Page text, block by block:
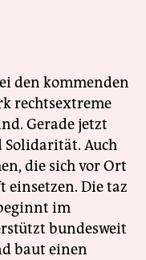
den kommenden
rechtsextreme
Gerade jetzt
Solidarität. Auch
die sich vor Ort
einsetzen. Die taz
im
bundesweit
baut einen